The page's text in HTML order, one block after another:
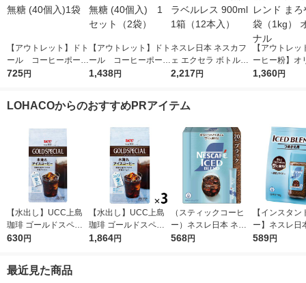
【アウトレット】ドト
ール コーヒーポーシ
ョン 無糖 (40個入)1袋
725円
【アウトレット】ドト
ール コーヒーポーシ
ョン 無糖 (40個入) 1
1,438円
ネスレ日本 ネスカフ
ェ エクセラ ボトルコ
ーヒー 無糖 ラベルレ
2,217円
【アウトレッ
ーヒー粉】オ
ブレンド ま
1,360円
LOHACOからのおすすめPRアイテム
【水出し】UCC上島
珈琲 ゴールドスペシ
ャル 水淹れアイスコ
630円
【水出し】UCC上島
珈琲 ゴールドスペシ
ャル 水淹れアイスコ
1,864円
（スティックコーヒ
ー）ネスレ日本 ネス
カフェ アイスブレン
568円
【インスタン
ー】ネスレ日
カフェ アイス
589円
最近見た商品